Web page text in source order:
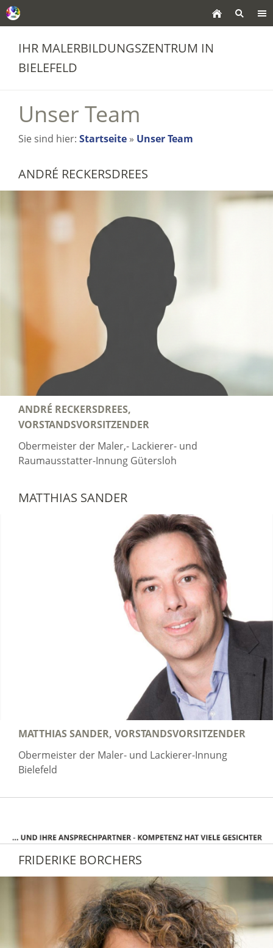
IHR MALERBILDUNGSZENTRUM IN
BIELEFELD
Unser Team
Sie sind hier: Startseite » Unser Team
ANDRÉ RECKERSDREES
ANDRÉ RECKERSDREES,
VORSTANDSVORSITZENDER
Obermeister der Maler,- Lackierer- und
Raumausstatter-Innung Gütersloh
MATTHIAS SANDER
MATTHIAS SANDER, VORSTANDSVORSITZENDER
Obermeister der Maler- und Lackierer-Innung
Bielefeld
FRIDERIKE BORCHERS